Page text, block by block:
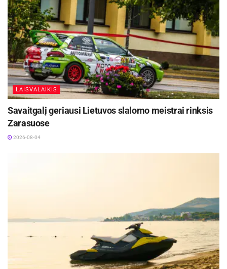
Justas Furmanavičius 11, Lazaras Mutičius ir
Nikola Radičevičius – po 7.
Šaltinis: LKL
Žymos: Krepšinis LKL Panevėžio „Lietkabelis“
LAISVALAIKIS
Savaitgalį geriausi Lietuvos slalomo meistrai rinksis
Zarasuose
2026-08-04